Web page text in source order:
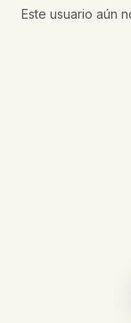
Este usuario aún